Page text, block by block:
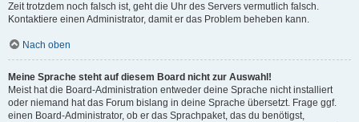
Zeit trotzdem noch falsch ist, geht die Uhr des Servers vermutlich falsch.
Kontaktiere einen Administrator, damit er das Problem beheben kann.
Nach oben
Meine Sprache steht auf diesem Board nicht zur Auswahl!
Meist hat die Board-Administration entweder deine Sprache nicht installiert
oder niemand hat das Forum bislang in deine Sprache übersetzt. Frage ggf.
einen Board-Administrator, ob er das Sprachpaket, das du benötigst,